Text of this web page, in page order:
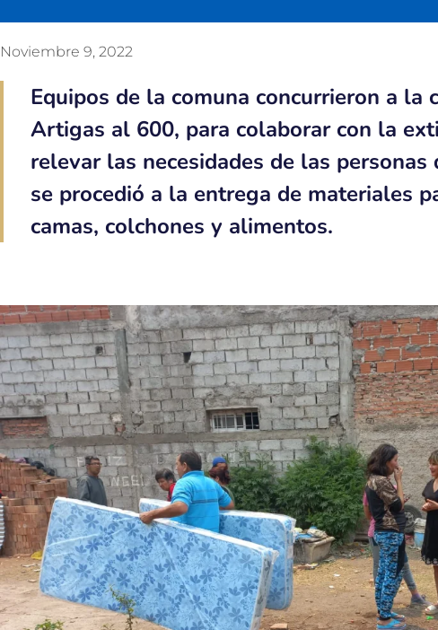
Noviembre 9, 2022
Equipos de la comuna concurrieron a la
Artigas al 600, para colaborar con la
relevar las necesidades de las personas
se procedió a la entrega de materiales
camas, colchones y alimentos.